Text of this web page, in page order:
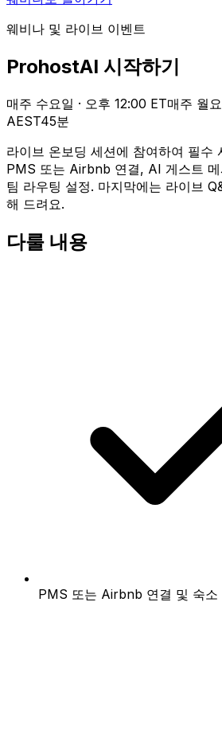
웨비나 및 라이브 이벤트
ProhostAI 시작하기
매주 수요일 · 오후 12:00 ET매주 월
AEST45분
라이브 온보딩 세션에 참여하여 필
PMS 또는 Airbnb 연결, AI 게스트
팀 라우팅 설정. 마지막에는 라이브
해 드려요.
다룰 내용
PMS 또는 Airbnb 연결 및 숙소